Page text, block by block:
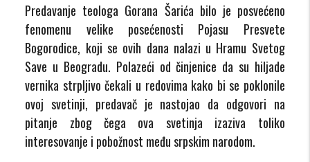
Predavanje teologa Gorana Šarića bilo je posvećeno
fenomenu velike posećenosti Pojasu Presvete
Bogorodice, koji se ovih dana nalazi u Hramu Svetog
Save u Beogradu. Polazeći od činjenice da su hiljade
vernika strpljivo čekali u redovima kako bi se poklonile
ovoj svetinji, predavač je nastojao da odgovori na
pitanje zbog čega ova svetinja izaziva toliko
interesovanje i pobožnost među srpskim narodom.